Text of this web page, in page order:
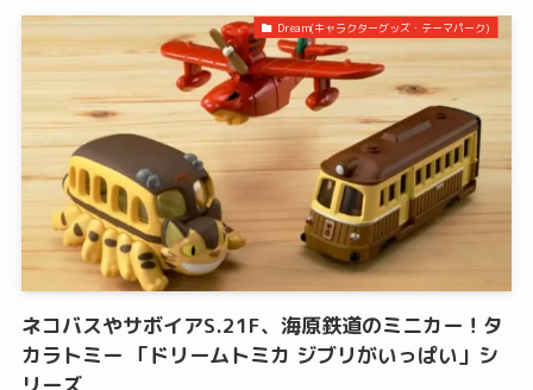
Dream(キャラクターグッズ・テーマパーク)
ネコバスやサボイアS.21F、海原鉄道のミニカー！タ
カラトミー 「ドリームトミカ ジブリがいっぱい」シ